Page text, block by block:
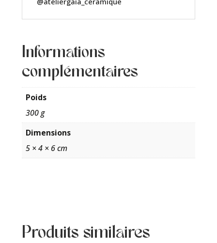
Informations
complémentaires
Poids
300 g
Dimensions
5 × 4 × 6 cm
Produits similaires